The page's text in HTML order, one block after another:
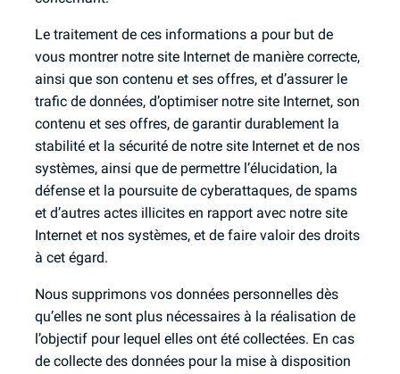
Le traitement de ces informations a pour but de
vous montrer notre site Internet de manière correcte,
ainsi que son contenu et ses offres, et d’assurer le
trafic de données, d’optimiser notre site Internet, son
contenu et ses offres, de garantir durablement la
stabilité et la sécurité de notre site Internet et de nos
systèmes, ainsi que de permettre l’élucidation, la
défense et la poursuite de cyberattaques, de spams
et d’autres actes illicites en rapport avec notre site
Internet et nos systèmes, et de faire valoir des droits
à cet égard.
Nous supprimons vos données personnelles dès
qu’elles ne sont plus nécessaires à la réalisation de
l’objectif pour lequel elles ont été collectées. En cas
de collecte des données pour la mise à disposition